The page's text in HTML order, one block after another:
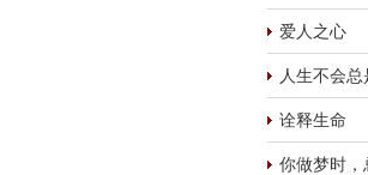
爱人之心
人生不会
诠释生命
你做梦时，